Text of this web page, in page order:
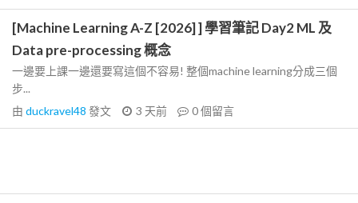
[Machine Learning A-Z [2026] ] 學習筆記 Day2 ML 及
Data pre-processing 概念
一邊要上課一邊還要寫這個不容易! 整個machine learning分成三個
步...
由 duckravel48 發文 3 天前 0個留言